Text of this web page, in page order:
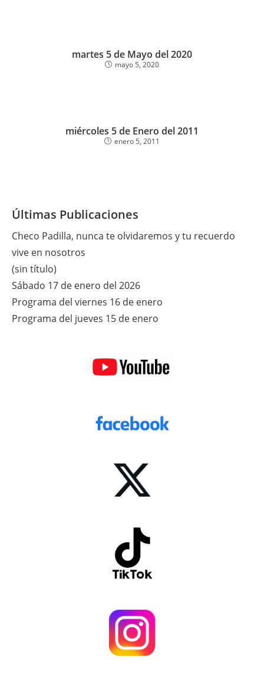
martes 5 de Mayo del 2020
mayo 5, 2020
miércoles 5 de Enero del 2011
enero 5, 2011
Últimas Publicaciones
Checo Padilla, nunca te olvidaremos y tu recuerdo
vive en nosotros
(sin título)
Sábado 17 de enero del 2026
Programa del viernes 16 de enero
Programa del jueves 15 de enero